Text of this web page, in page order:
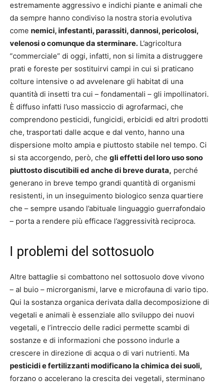
estremamente aggressivo e indichi piante e animali che
da sempre hanno condiviso la nostra storia evolutiva
come nemici, infestanti, parassiti, dannosi, pericolosi,
velenosi o comunque da sterminare. L’agricoltura
“commerciale” di oggi, infatti, non si limita a distruggere
prati e foreste per sostituirvi campi in cui si praticano
colture intensive o ad avvelenare gli habitat di una
quantità di insetti tra cui – fondamentali – gli impollinatori.
È diffuso infatti l’uso massiccio di agrofarmaci, che
comprendono pesticidi, fungicidi, erbicidi ed altri prodotti
che, trasportati dalle acque e dal vento, hanno una
dispersione molto ampia e piuttosto stabile nel tempo. Ci
si sta accorgendo, però, che gli effetti del loro uso sono
piuttosto discutibili ed anche di breve durata, perché
generano in breve tempo grandi quantità di organismi
resistenti, in un inseguimento biologico senza quartiere
che – sempre usando l’abituale linguaggio guerrafondaio
– porta a rendere più efficace l’aggressività reciproca.
I problemi del sottosuolo
Altre battaglie si combattono nel sottosuolo dove vivono
– al buio – microrganismi, larve e microfauna di vario tipo.
Qui la sostanza organica derivata dalla decomposizione di
vegetali e animali è essenziale allo sviluppo dei nuovi
vegetali, e l’intreccio delle radici permette scambi di
sostanze e di informazioni che possono indurle a
crescere in direzione di acqua o di vari nutrienti. Ma
pesticidi e fertilizzanti modificano la chimica dei suoli,
forzano o accelerano la crescita dei vegetali, sterminano